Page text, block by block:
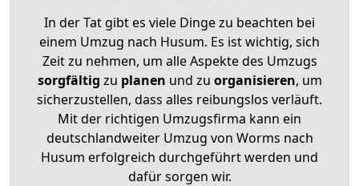
In der Tat gibt es viele Dinge zu beachten bei
einem Umzug nach Husum. Es ist wichtig, sich
Zeit zu nehmen, um alle Aspekte des Umzugs
sorgfältig zu planen und zu organisieren, um
sicherzustellen, dass alles reibungslos verläuft.
Mit der richtigen Umzugsfirma kann ein
deutschlandweiter Umzug von Worms nach
Husum erfolgreich durchgeführt werden und
dafür sorgen wir.